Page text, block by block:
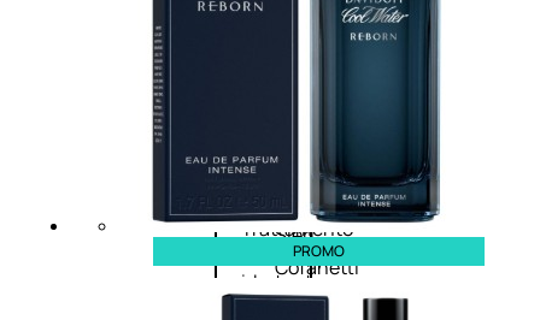
viso giorno
Trattamento
viso antietà
Trattamento
idratante
Scrub
Maschere
Sieri
Cofanetti
trattamento
PROMO